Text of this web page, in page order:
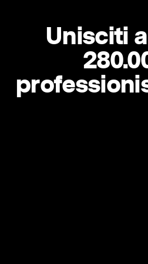
Unisciti